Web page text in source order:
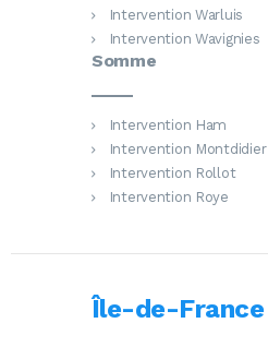
Intervention Warluis
Intervention Wavignies
Somme
Intervention Ham
Intervention Montdidier
Intervention Rollot
Intervention Roye
Île-de-France